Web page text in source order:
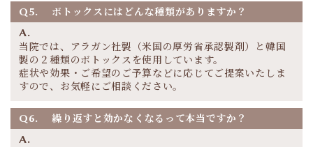
Q5. ボトックスにはどんな種類がありますか？
A.
当院では、アラガン社製（米国の厚労省承認製剤）と韓国
製の２種類のボトックスを使用しています。
症状や効果・ご希望のご予算などに応じてご提案いたしま
すので、お気軽にご相談ください。
Q6. 繰り返すと効かなくなるって本当ですか？
A.